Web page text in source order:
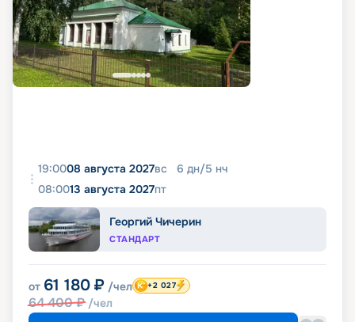
19:0008 августа 2027вс 6 дн/5 нч
08:0013 августа 2027пт
Георгий Чичерин
СТАНДАРТ
от 61 180 ₽ /чел
64 400₽ /чел
+2 027